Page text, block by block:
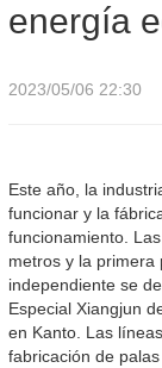
energía
2023/05/06 22:30
Este año, la
funcionar y la
funcionamiento.
metros y la primera
independiente se
Especial Xiangjun
en Kanto. Las
fabricación de